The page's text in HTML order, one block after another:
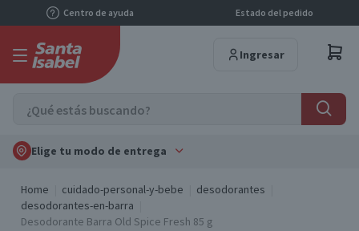
Centro de ayuda Estado del pedido
Ingresar
Elige tu modo de entrega
Home cuidado-personal-y-bebe
desodorantes
desodorantes-en-barra
Desodorante Barra Old Spice Fresh 85 g